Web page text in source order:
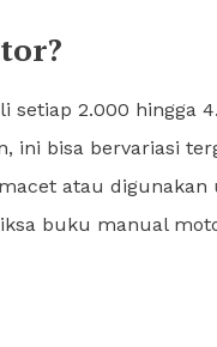
2.000 hingga
ini bisa bervariasi
atau
buku manual